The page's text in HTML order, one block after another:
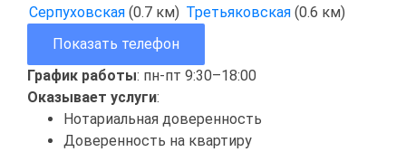
Серпуховская (0.7 км) Третьяковская (0.6 км)
Показать телефон
График работы: пн-пт 9:30–18:00
Оказывает услуги:
Нотариальная доверенность
Доверенность на квартиру